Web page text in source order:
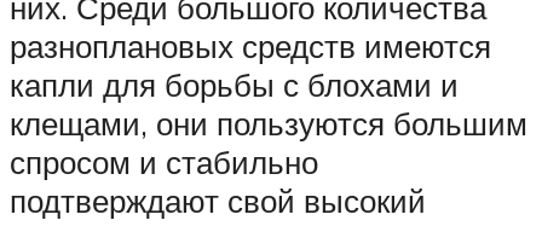
разноплановых средств имеются
капли для борьбы с блохами и
клещами, они пользуются большим
спросом и стабильно
подтверждают свой высокий